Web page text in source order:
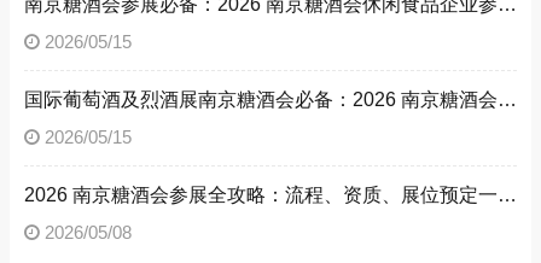
南京糖酒会参展必备：2026 南京糖酒会休闲食品企业参展流程与资质文件清单
2026/05/15
国际葡萄酒及烈酒展南京糖酒会必备：2026 南京糖酒会参展流程与参展资质详解
2026/05/15
2026 南京糖酒会参展全攻略：流程、资质、展位预定一文读懂
2026/05/08